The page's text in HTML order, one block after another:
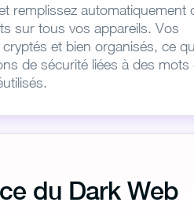
remplissez automatiquement
sur tous vos appareils. Vos
et bien organisés, ce
de sécurité liées à des mots
du Dark Web